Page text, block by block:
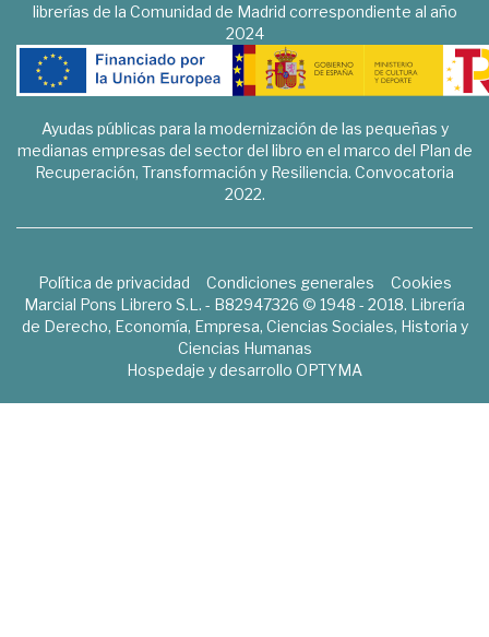
librerías de la Comunidad de Madrid correspondiente al año
2024
Ayudas públicas para la modernización de las pequeñas y
medianas empresas del sector del libro en el marco del Plan de
Recuperación, Transformación y Resiliencia. Convocatoria
2022.
Política de privacidad Condiciones generales
Cookies
Marcial Pons Librero S.L. - B82947326 © 1948 - 2018. Librería
de Derecho, Economía, Empresa, Ciencias Sociales, Historia y
Ciencias Humanas
Hospedaje y desarrollo OPTYMA